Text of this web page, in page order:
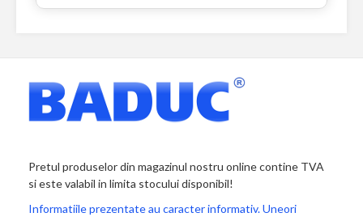
Pretul produselor din magazinul nostru online contine TVA
si este valabil in limita stocului disponibil!
Informatiile prezentate au caracter informativ. Uneori